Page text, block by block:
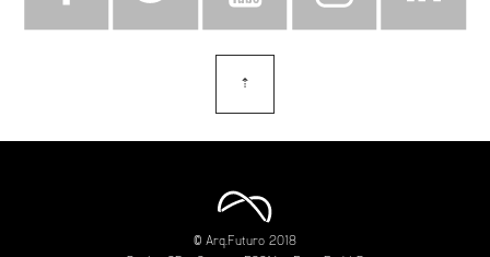
⇡
© Arq.Futuro 2018